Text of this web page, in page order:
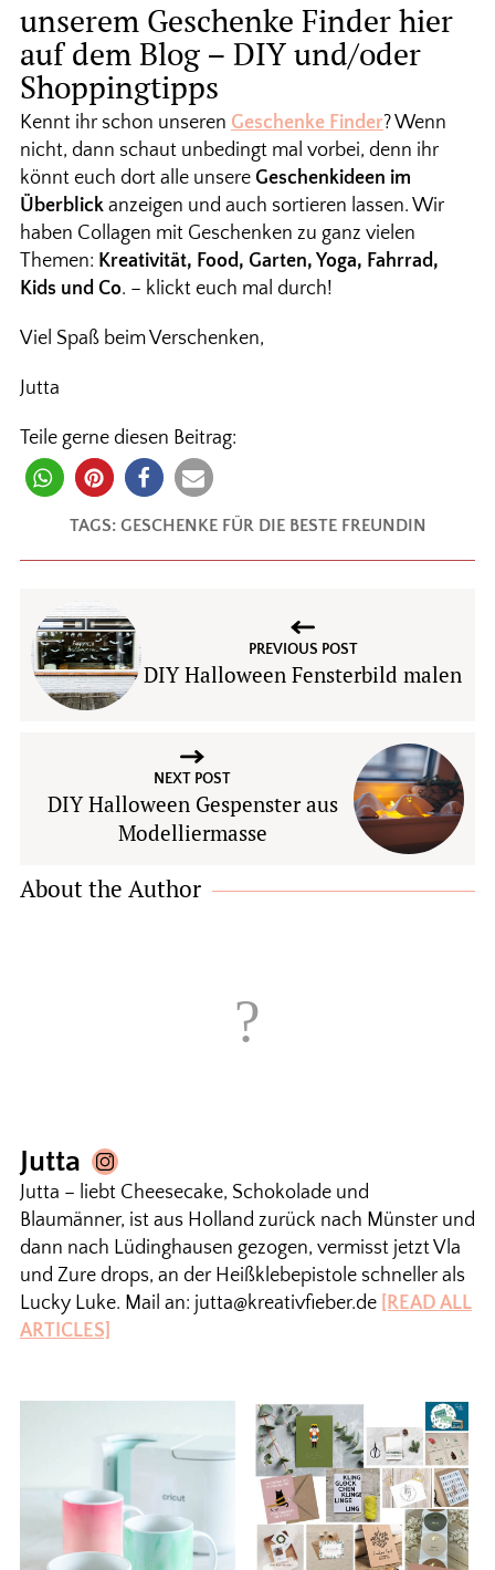
unserem Geschenke Finder hier
auf dem Blog – DIY und/oder
Shoppingtipps
Kennt ihr schon unseren Geschenke Finder? Wenn
nicht, dann schaut unbedingt mal vorbei, denn ihr
könnt euch dort alle unsere Geschenkideen im
Überblickanzeigen und auch sortieren lassen. Wir
haben Collagen mit Geschenken zu ganz vielen
Themen: Kreativität, Food, Garten, Yoga, Fahrrad,
Kids und Co. – klickt euch mal durch!
Viel Spaß beim Verschenken,
Jutta
Teile gerne diesen Beitrag:
TAGS: GESCHENKE FÜR DIE BESTE FREUNDIN
PREVIOUS POST
DIY Halloween Fensterbild malen
NEXT POST
DIY Halloween Gespenster aus
Modelliermasse
About the Author
Jutta
Jutta – liebt Cheesecake, Schokolade und
Blaumänner, ist aus Holland zurück nach Münster und
dann nach Lüdinghausen gezogen, vermisst jetzt Vla
und Zure drops, an der Heißklebepistole schneller als
Lucky Luke. Mail an: jutta@kreativfieber.de [READ ALL
ARTICLES]